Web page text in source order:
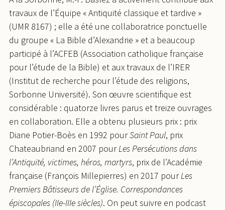
travaux de l’Équipe « Antiquité classique et tardive »
(UMR 8167) ; elle a été une collaboratrice ponctuelle
du groupe « La Bible d’Alexandrie » et a beaucoup
participé à l’ACFEB (Association catholique française
pour l’étude de la Bible) et aux travaux de l’IRER
(Institut de recherche pour l’étude des religions,
Sorbonne Université). Son œuvre scientifique est
considérable : quatorze livres parus et treize ouvrages
en collaboration. Elle a obtenu plusieurs prix : prix
Diane Potier-Boès en 1992 pourSaint Paul, prix
Chateaubriand en 2007 pourLes Persécutions dans
l’Antiquité, victimes, héros, martyrs, prix de l’Académie
française (François Millepierres) en 2017 pourLes
Premiers Bâtisseurs de l’Église. Correspondances
épiscopales (IIe-IIIe siècles). On peut suivre en podcast